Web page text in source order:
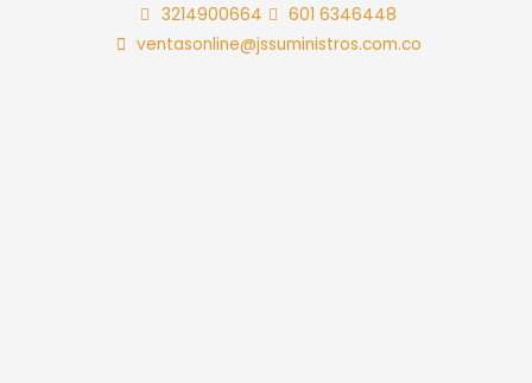
3214900664
601 6346448
ventasonline@jssuministros.com.co